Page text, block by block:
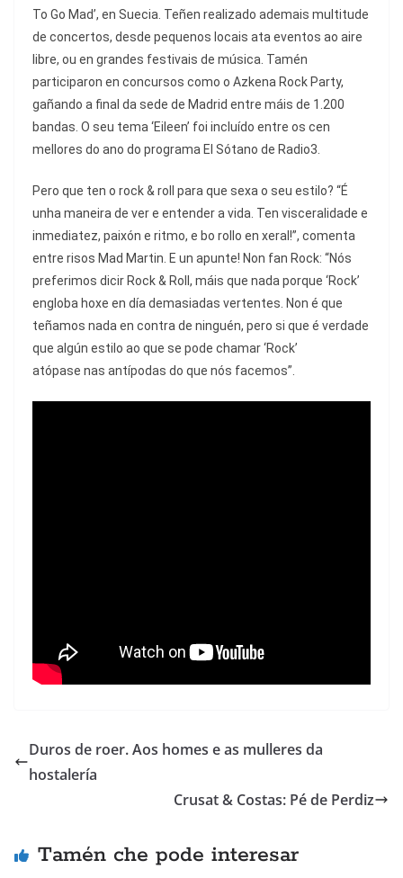
To Go Mad’, en Suecia. Teñen realizado ademais multitude
de concertos, desde pequenos locais ata eventos ao aire
libre, ou en grandes festivais de música. Tamén
participaron en concursos como o Azkena Rock Party,
gañando a final da sede de Madrid entre máis de 1.200
bandas. O seu tema ‘Eileen’ foi incluído entre os cen
mellores do ano do programa El Sótano de Radio3.
Pero que ten o rock & roll para que sexa o seu estilo? “É
unha maneira de ver e entender a vida. Ten visceralidade e
inmediatez, paixón e ritmo, e bo rollo en xeral!”, comenta
entre risos Mad Martin. E un apunte! Non fan Rock: “Nós
preferimos dicir Rock & Roll, máis que nada porque ‘Rock’
engloba hoxe en día demasiadas vertentes. Non é que
teñamos nada en contra de ninguén, pero si que é verdade
que algún estilo ao que se pode chamar ‘Rock’
atópase nas antípodas do que nós facemos”.
Duros de roer. Aos homes e as mulleres da
hostalería
Crusat & Costas: Pé de Perdiz
Tamén che pode interesar